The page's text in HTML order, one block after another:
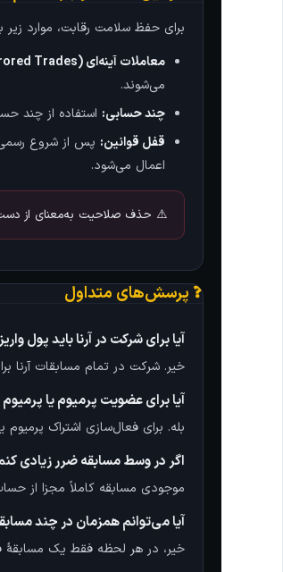
برای حفظ سلامت رقابت، موارد
معاملات آینه‌ای (Mirrored Trades):
می‌شوند.
چند حسابی: استفاده از چند
قفل قوانین: پس از شروع رسمی
اعمال می‌شود.
⚠️ حذف صلاحیت به‌معنای از دست
❓ پرسش‌های متداول
آیا برای شرکت در آرنا باید پول
خیر. شرکت در تمام مسابقات آرنا
آیا برای عضویت پرمیوم یا
بله. برای فعال‌سازی اشتراک
اگر در وسط مسابقه ضرر زیادی
موجودی مسابقه کاملاً مجزا از
آیا می‌توانم همزمان در چند
خیر، در هر لحظه فقط یک مسابقهٔ